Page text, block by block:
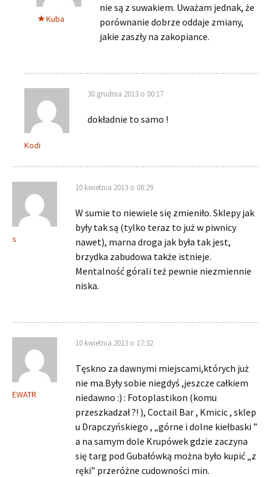
Kuba
nie są z suwakiem. Uważam jednak, że
porównanie dobrze oddaje zmiany,
jakie zaszły na zakopiance.
Kodi
30 grudnia 2013 o 00:17
dokładnie to samo !
s
10 kwietnia 2013 o 08:29
W sumie to niewiele się zmieniło. Sklepy jak
były tak są (tylko teraz to już w piwnicy
nawet), marna droga jak była tak jest,
brzydka zabudowa także istnieje.
Mentalność górali też pewnie niezmiennie
niska.
EWATR
10 kwietnia 2013 o 17:32
Tęskno za dawnymi miejscami,których już
nie ma.Były sobie niegdyś ,jeszcze całkiem
niedawno :) : Fotoplastikon (komu
przeszkadzał ?! ), Coctail Bar , Kmicic , sklep
u Drapczyńskiego , „górne i dolne kiełbaski ”
a na samym dole Krupówek gdzie zaczyna
się targ pod Gubałówką można było kupić „z
ręki” przeróżne cudowności min.